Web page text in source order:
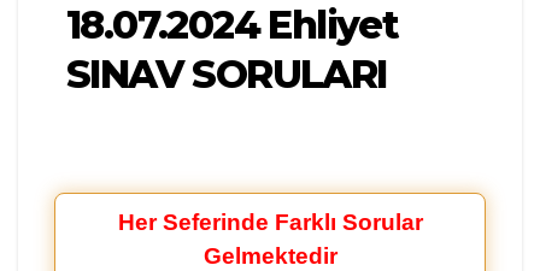
18.07.2024 Ehliyet
SINAV SORULARI
Her Seferinde Farklı Sorular
Gelmektedir